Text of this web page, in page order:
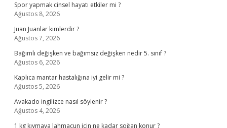
Spor yapmak cinsel hayatı etkiler mi ?
Ağustos 8, 2026
Juan Juanlar kimlerdir ?
Ağustos 7, 2026
Bağımlı değişken ve bağımsız değişken nedir 5. sınıf ?
Ağustos 6, 2026
Kaplıca mantar hastalığına iyi gelir mi ?
Ağustos 5, 2026
Avakado ingilizce nasıl söylenir ?
Ağustos 4, 2026
1 kg kıymaya lahmacun için ne kadar soğan konur ?